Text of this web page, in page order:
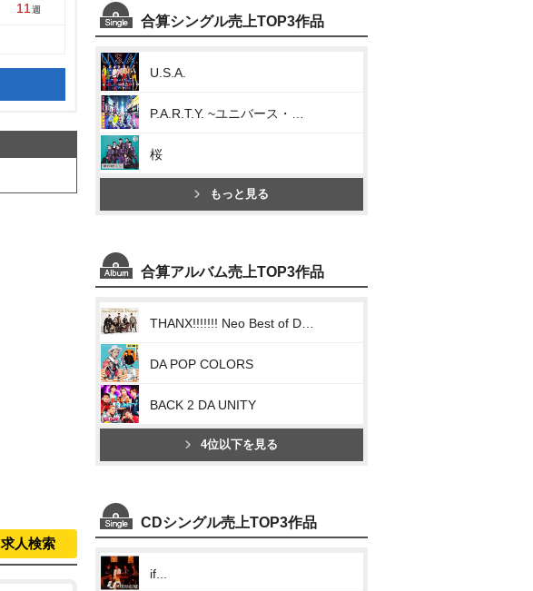
11 週
求人検索
合算シングル売上TOP3作品
U.S.A.
桜
もっと見る
合算アルバム売上TOP3作品
DA POP COLORS
BACK 2 DA UNITY
4位以下を見る
CDシングル売上TOP3作品
if...